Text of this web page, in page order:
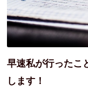
早速私が行ったこ
します！